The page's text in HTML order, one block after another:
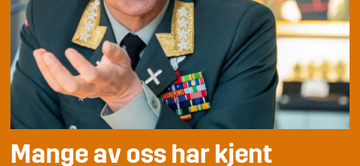
Mange av oss har kjent